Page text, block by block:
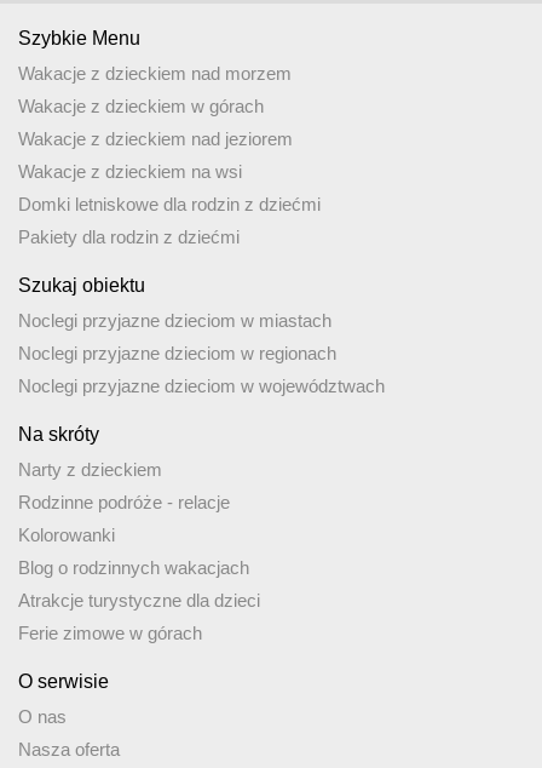
Szybkie Menu
Wakacje z dzieckiem nad morzem
Wakacje z dzieckiem w górach
Wakacje z dzieckiem nad jeziorem
Wakacje z dzieckiem na wsi
Domki letniskowe dla rodzin z dziećmi
Pakiety dla rodzin z dziećmi
Szukaj obiektu
Noclegi przyjazne dzieciom w miastach
Noclegi przyjazne dzieciom w regionach
Noclegi przyjazne dzieciom w województwach
Na skróty
Narty z dzieckiem
Rodzinne podróże - relacje
Kolorowanki
Blog o rodzinnych wakacjach
Atrakcje turystyczne dla dzieci
Ferie zimowe w górach
O serwisie
O nas
Nasza oferta